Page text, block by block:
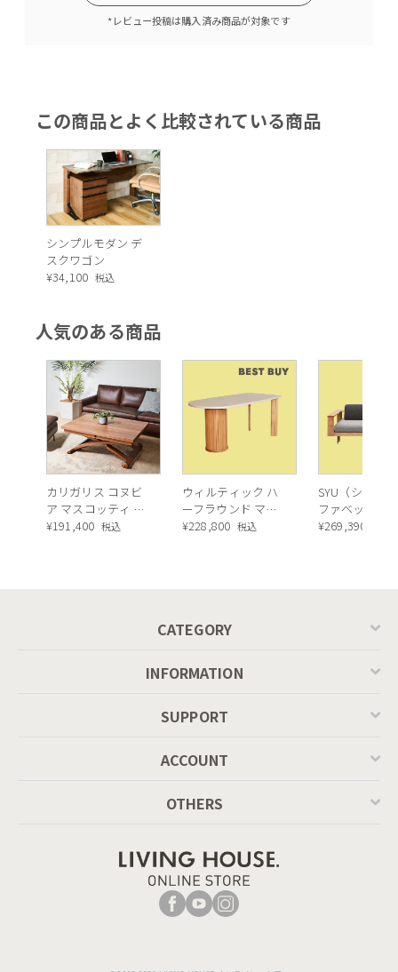
*レビュー投稿は購入済み商品が対象です
この商品とよく比較されている商品
シンプルモダン デ
スクワゴン
¥34,100 税込
人気のある商品
カリガリス コヌビ
ア マスコッティ 伸
長・昇降式テーブ
¥191,400 税込
ウィルティック ハ
ーフラウンド マテ
ィエラ塗装 ダイニ
¥228,800 税込
SYU（シュウ
ファベッド（
ュラル）
¥269,390
CATEGORY
INFORMATION
SUPPORT
ACCOUNT
OTHERS